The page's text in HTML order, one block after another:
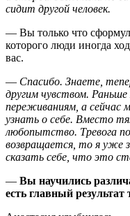
сидит другой человек.
— Вы только что
которого люди иногда
вас.
— Спасибо. Знаете,
другим чувством.
переживаниям, а сейчас
узнать о себе. Вместо
любопытство. Тревога
возвращается, то я уже
сказать себе, что это
— Вы научились
есть главный результат